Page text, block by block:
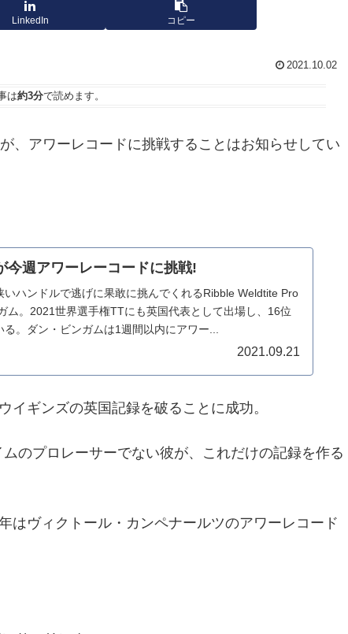
LinkedIn コピー
2021.10.02
は約3分で読めます。
、アワーレコードに挑戦することはお知らせしてい
今週アワーレーコードに挑戦!
いハンドルで逃げに果敢に挑んでくれるRibble Weldtite Pro
ム。2021世界選手権TTにも英国代表として出場し、16位
る。ダン・ビンガムは1週間以内にアワー...
2021.09.21
イギンズの英国記録を破ることに成功。
のプロレーサーでない彼が、これだけの記録を作る
はヴィクトール・カンペナールツのアワーレコード